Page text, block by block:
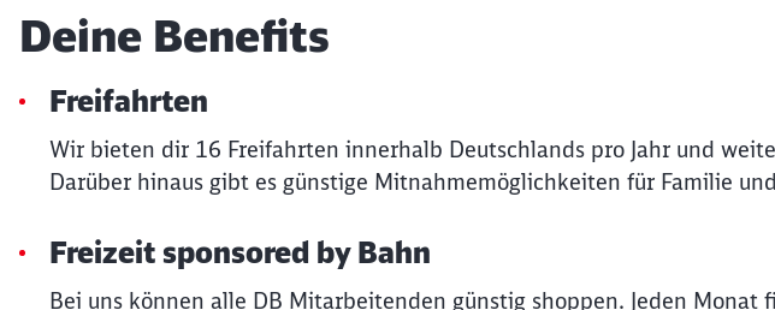
Deine Benefits
Freifahrten
Wir bieten dir 16 Freifahrten innerhalb Deutschlands pro Jahr und
Darüber hinaus gibt es günstige Mitnahmemöglichkeiten für Familie
Freizeit sponsored by Bahn
Bei uns können alle DB Mitarbeitenden günstig shoppen. Jeden